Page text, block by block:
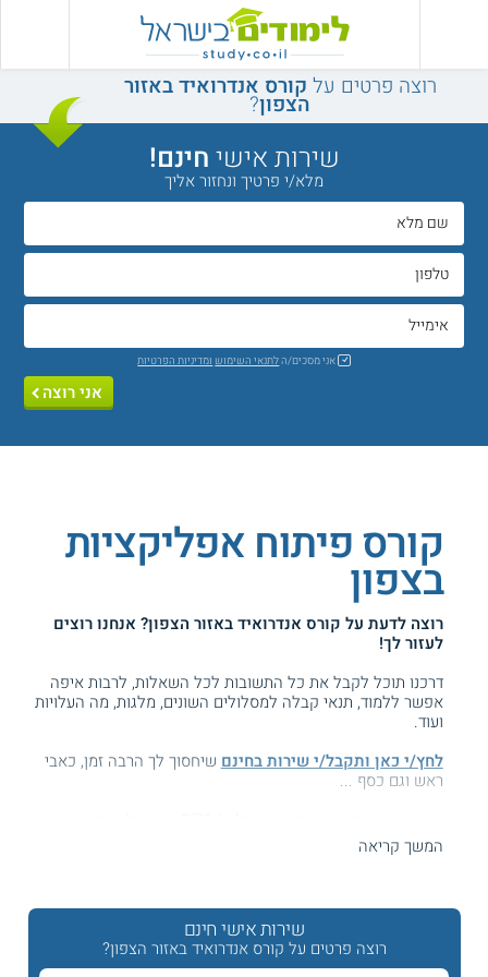
רוצה פרטים על קורס אנדרואיד באזור
הצפון?
שירות אישיחינם!
מלא/י פרטיך ונחזור אליך
אני מסכים/הלתנאי השימוש ומדיניות הפרטיות
אני רוצה
קורס פיתוח אפליקציות
בצפון
רוצה לדעת על קורס אנדרואיד באזור הצפון? אנחנו רוצים
לעזור לך!
דרכנו תוכל לקבל את כל התשובות לכל השאלות, לרבות איפה
אפשר ללמוד, תנאי קבלה למסלולים השונים, מלגות, מה העלויות
ועוד.
לחץ/י כאן ותקבל/י שירות בחינם שיחסוך לך הרבה זמן, כאבי
ראש וגם כסף ...
עזרנו גם לך? דרג אותנו:
קורס בניית אפליקציות אנדרואיד בצפון הארץ
המשך קריאה
שירות אישי חינם
רוצה פרטים על קורס אנדרואיד באזור הצפון?